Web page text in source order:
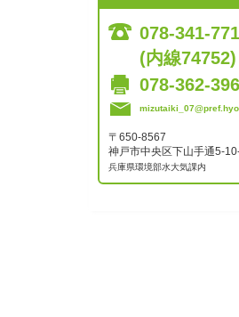
078-341-
(内線74752)
078-362-
〒650-8567
神戸市中央区下山手通5-
兵庫県環境部水大気課内